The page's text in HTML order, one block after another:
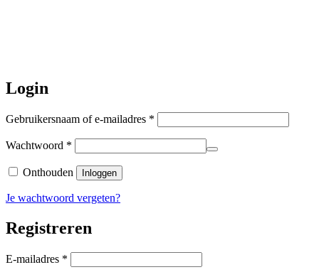
Login
Gebruikersnaam of e-mailadres *
Wachtwoord *
Onthouden Inloggen
Je wachtwoord vergeten?
Registreren
E-mailadres *